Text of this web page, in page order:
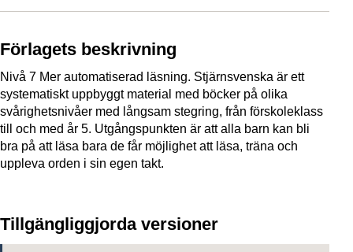
Förlagets beskrivning
Nivå 7 Mer automatiserad läsning. Stjärnsvenska är ett
systematiskt uppbyggt material med böcker på olika
svårighetsnivåer med långsam stegring, från förskoleklass
till och med år 5. Utgångspunkten är att alla barn kan bli
bra på att läsa bara de får möjlighet att läsa, träna och
uppleva orden i sin egen takt.
Tillgängliggjorda versioner